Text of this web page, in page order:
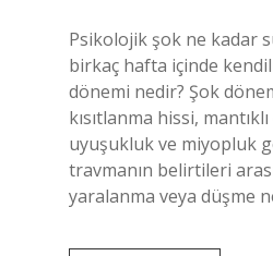
Psikolojik şok ne kadar
birkaç hafta içinde
dönemi nedir? Şok
kısıtlanma hissi,
uyuşukluk ve miyopluk
travmanın belirtileri
yaralanma veya düşme